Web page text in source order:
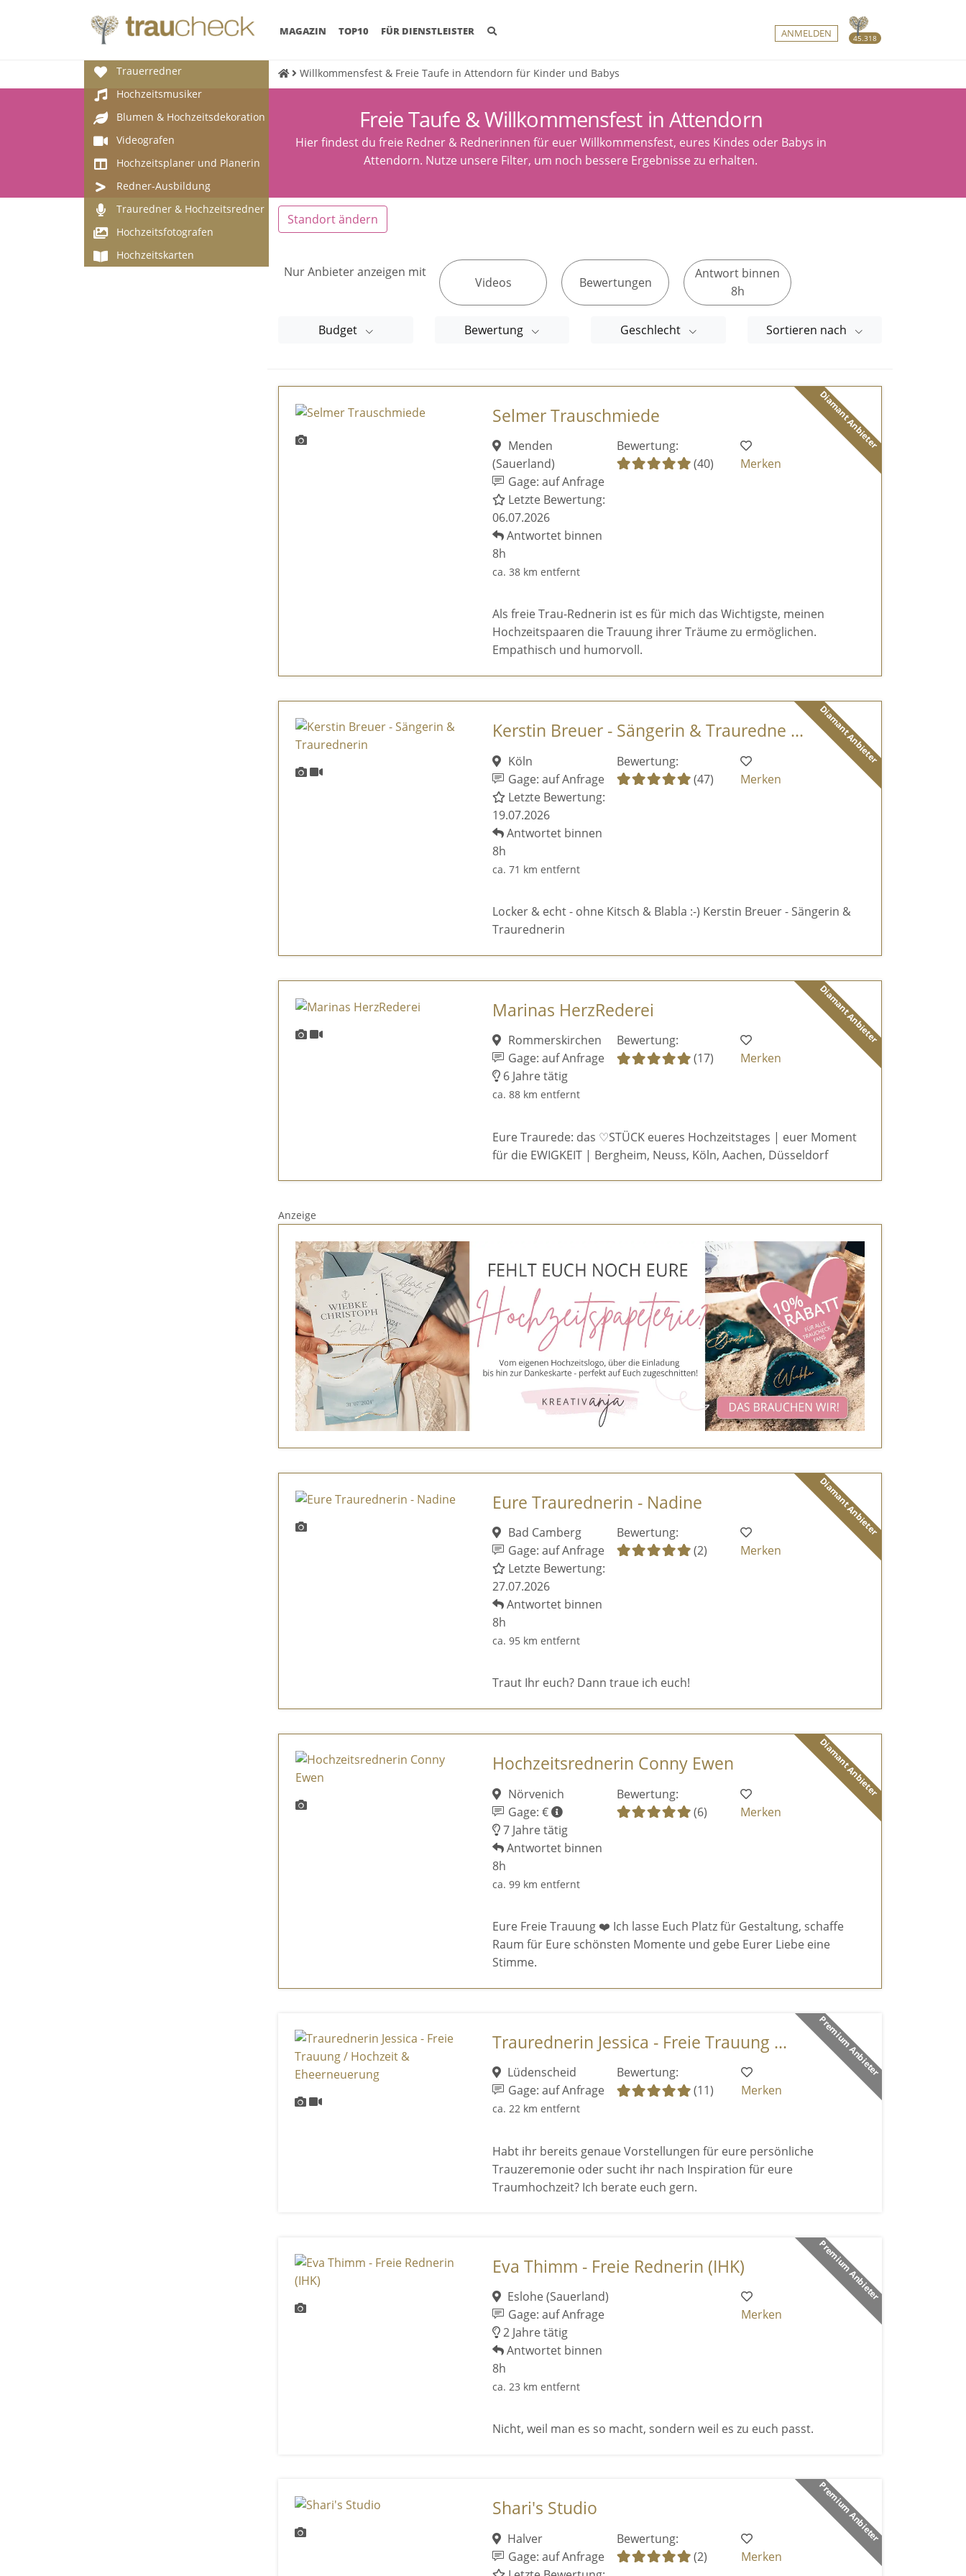
45.318
MAGAZIN (CURRENT)
TOP10 FÜR DIENSTLEISTER ANMELDEN
Trauerredner
Hochzeitsmusiker
Blumen & Hochzeitsdekoration
Videografen
Hochzeitsplaner und Planerin
Redner-Ausbildung
Trauredner & Hochzeitsredner
Hochzeitsfotografen
Hochzeitskarten
Willkommensfest & Freie Taufe in Attendorn für Kinder und Babys
Freie Taufe & Willkommensfest in Attendorn
Hier findest du freie Redner & Rednerinnen für euer Willkommensfest, eures Kindes oder Babys in
Attendorn. Nutze unsere Filter, um noch bessere Ergebnisse zu erhalten.
Standort ändern
Nur Anbieter anzeigen mit
Videos Bewertungen
Antwort binnen
8h
Budget Bewertung Geschlecht Sortieren nach
Diamant Anbieter
Selmer Trauschmiede
Menden
(Sauerland)
Gage: auf Anfrage
Letzte Bewertung:
06.07.2026
Antwortet binnen
8h
ca. 38 km entfernt
Bewertung:
(40)
Merken
Als freie Trau-Rednerin ist es für mich das Wichtigste, meinen
Hochzeitspaaren die Trauung ihrer Träume zu ermöglichen.
Empathisch und humorvoll.
Diamant Anbieter
Kerstin Breuer - Sängerin & Trauredne ...
Köln
Gage: auf Anfrage
Letzte Bewertung:
19.07.2026
Antwortet binnen
8h
ca. 71 km entfernt
Bewertung:
(47)
Merken
Locker & echt - ohne Kitsch & Blabla :-) Kerstin Breuer - Sängerin &
Traurednerin
Diamant Anbieter
Marinas HerzRederei
Rommerskirchen
Gage: auf Anfrage
6 Jahre tätig
ca. 88 km entfernt
Bewertung:
(17)
Merken
Eure Traurede: das ♡STÜCK eueres Hochzeitstages | euer Moment
für die EWIGKEIT | Bergheim, Neuss, Köln, Aachen, Düsseldorf
Anzeige
Diamant Anbieter
Eure Traurednerin - Nadine
Bad Camberg
Gage: auf Anfrage
Letzte Bewertung:
27.07.2026
Antwortet binnen
8h
ca. 95 km entfernt
Bewertung:
(2)
Merken
Traut Ihr euch? Dann traue ich euch!
Diamant Anbieter
Hochzeitsrednerin Conny Ewen
Nörvenich
Gage: €
7 Jahre tätig
Antwortet binnen
8h
ca. 99 km entfernt
Bewertung:
(6)
Merken
Eure Freie Trauung ❤️ Ich lasse Euch Platz für Gestaltung, schaffe
Raum für Eure schönsten Momente und gebe Eurer Liebe eine
Stimme.
Premium Anbieter
Traurednerin Jessica - Freie Trauung ...
Lüdenscheid
Gage: auf Anfrage
ca. 22 km entfernt
Bewertung:
(11)
Merken
Habt ihr bereits genaue Vorstellungen für eure persönliche
Trauzeremonie oder sucht ihr nach Inspiration für eure
Traumhochzeit? Ich berate euch gern.
Premium Anbieter
Eva Thimm - Freie Rednerin (IHK)
Eslohe (Sauerland)
Gage: auf Anfrage
2 Jahre tätig
Antwortet binnen
8h
ca. 23 km entfernt
Merken
Nicht, weil man es so macht, sondern weil es zu euch passt.
Premium Anbieter
Shari's Studio
Halver
Gage: auf Anfrage
Bewertung:
(2)
Merken